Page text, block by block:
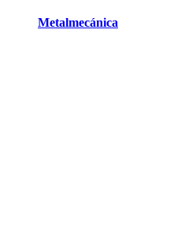
Metalmecánica